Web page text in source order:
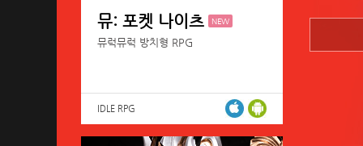
뮤: 포켓 나이츠 NEW
뮤럭뮤럭 방치형 RPG
IDLE RPG